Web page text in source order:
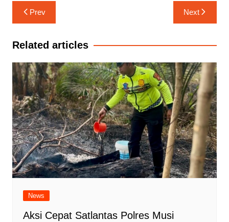
Navigasi
pos
Prev Next
Related articles
News
Aksi Cepat Satlantas Polres Musi